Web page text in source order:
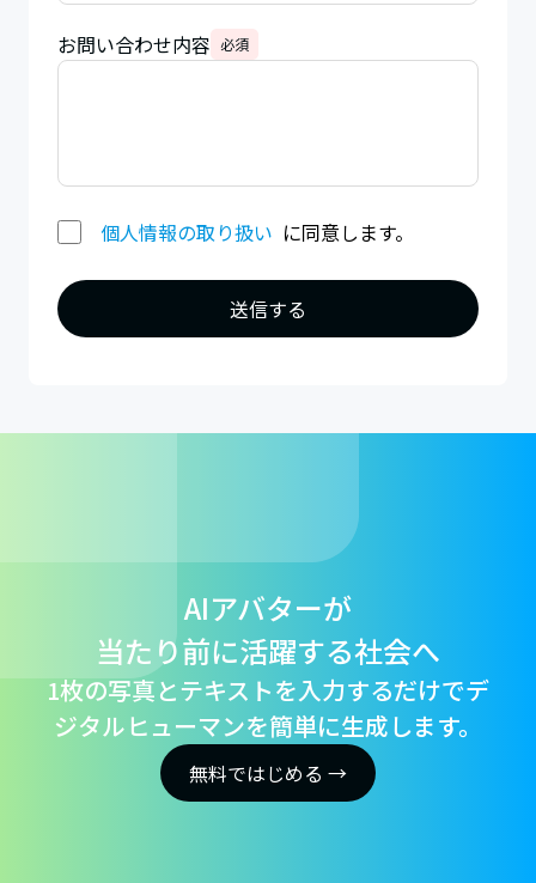
お問い合わせ内容 必須
個人情報の取り扱い に同意します。
送信する
AIアバターが
当たり前に活躍する社会へ
1枚の写真とテキストを入力するだけでデ
ジタルヒューマンを簡単に生成します。
無料ではじめる →